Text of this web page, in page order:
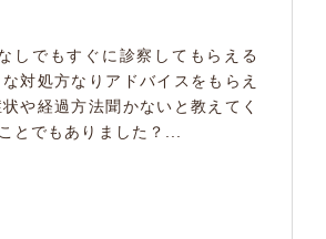
しでもすぐに診察してもらえる
対処方なりアドバイスをもらえ
や経過方法聞かないと教えてく
とでもありました？...